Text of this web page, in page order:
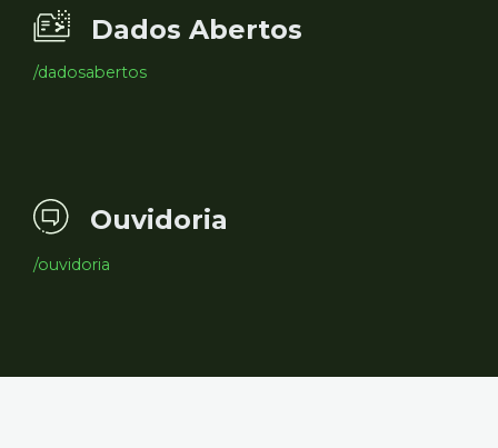
Dados Abertos
/dadosabertos
Ouvidoria
/ouvidoria